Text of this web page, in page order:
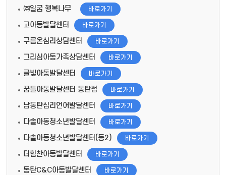
㈜일굼 행복나무 바로가기
고아동발달센터 바로가기
구름온심리상담센터 바로가기
그리심아동가족상담센터 바로가기
글빛아동발달센터 바로가기
꿈틀아동발달센터 동탄점 바로가기
남동탄심리언어발달센터 바로가기
다솔아동청소년발달센터 바로가기
다솔아동청소년발달센터(동2) 바로가기
더힘찬아동발달센터 바로가기
동탄C&C아동발달센터 바로가기